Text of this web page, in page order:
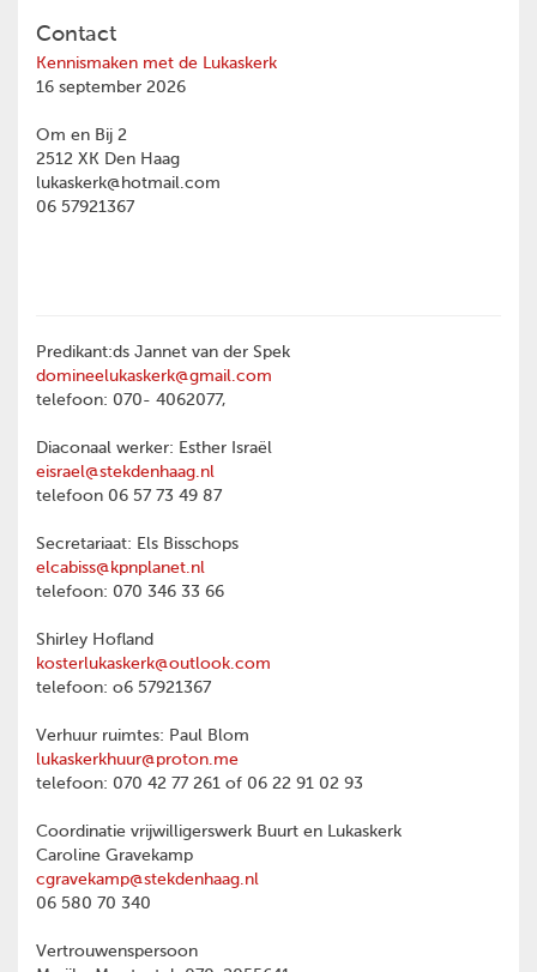
Contact
Kennismaken met de Lukaskerk
16 september 2026
Om en Bij 2
2512 XK Den Haag
lukaskerk@hotmail.com
06 57921367
Predikant:ds Jannet van der Spek
domineelukaskerk@gmail.com
telefoon: 070- 4062077,
Diaconaal werker: Esther Israël
eisrael@stekdenhaag.nl
telefoon 06 57 73 49 87
Secretariaat: Els Bisschops
elcabiss@kpnplanet.nl
telefoon: 070 346 33 66
Shirley Hofland
kosterlukaskerk@outlook.com
telefoon: o6 57921367
Verhuur ruimtes: Paul Blom
lukaskerkhuur@proton.me
telefoon: 070 42 77 261 of 06 22 91 02 93
Coordinatie vrijwilligerswerk Buurt en Lukaskerk
Caroline Gravekamp
cgravekamp@stekdenhaag.nl
06 580 70 340
Vertrouwenspersoon